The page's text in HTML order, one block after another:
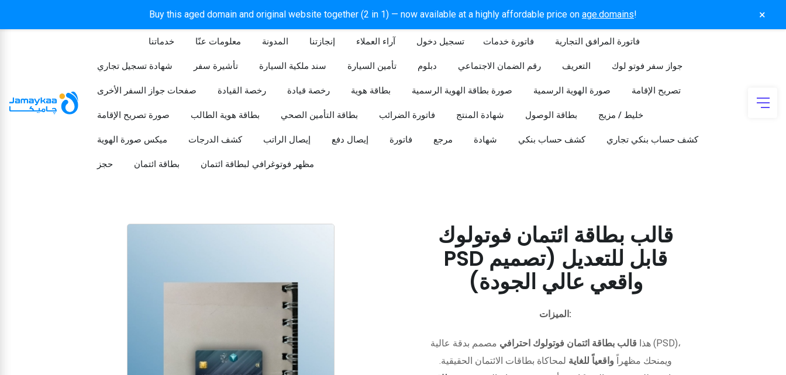
Buy this aged domain and original website together (2 in 1) — now available at a highly affordable price on age.domains! ×
خدماتنا معلومات عنّا المدونة إنجازتنا آراء العملاء تسجيل دخول​ فاتورة خدمات فاتورة المرافق التجارية
شهادة تسجيل تجاري تأشيرة سفر سند ملكية السيارة تأمين السيارة دبلوم رقم الضمان الاجتماعي التعريف جواز سفر فوتو لوك
صفحات جواز السفر الأخرى رخصة القيادة رخصة قيادة بطاقة هوية صورة بطاقة الهوية الرسمية صورة الهوية الرسمية تصريح الإقامة
صورة تصريح الإقامة بطاقة هوية الطالب بطاقة التأمين الصحي فاتورة الضرائب شهادة المنتج بطاقة الوصول خليط / مزيج
ميكس صورة الهوية كشف الدرجات إيصال الراتب إيصال دفع فاتورة مرجع شهادة كشف حساب بنكي كشف حساب بنكي تجاري
حجز بطاقة ائتمان مظهر فوتوغرافي لبطاقة ائتمان
قالب بطاقة ائتمان فوتولوك
PSD قابل للتعديل (تصميم
واقعي عالي الجودة)
الميزات:
هذا قالب بطاقة ائتمان فوتولوك احترافي مصمم بدقة عالية (PSD)،
ويمنحك مظهراً واقعياً للغاية لمحاكاة بطاقات الائتمان الحقيقية.